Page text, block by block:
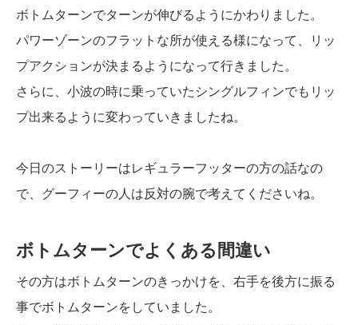
ボトムターンでターンが伸びるようにかわりました。
パワーゾーンのフラットな所が使える様になって、リッ
プアクションが決まるようになって行きました。
さらに、小波の時に乗っていたシングルフィンでもリッ
プ出来るように変わっていきましたね。
今日のストーリーはレギュラーフッターの方の話なの
で、グーフィーの人は反対の腕で考えてくださいね。
ボトムターンでよくある間違い
その方はボトムターンのきっかけを、右手を後方に振る
事でボトムターンをしていました。